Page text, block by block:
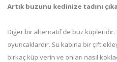
Artık buzunu kedinize tadını
Diğer bir alternatif de buz
oyuncaklardır. Su kabına bir çift
birkaç küp verin ve onları nasıl